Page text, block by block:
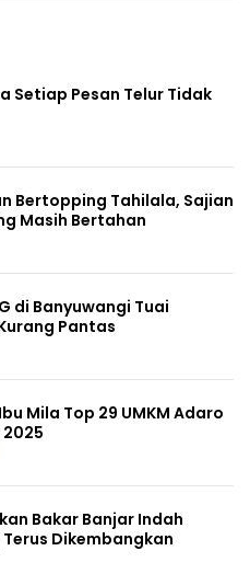
Setiap Pesan Telur Tidak
Bertopping Tahilala, Sajian
Masih Bertahan
di Banyuwangi Tuai
Pantas
Mila Top 29 UMKM Adaro
Bakar Banjar Indah
Terus Dikembangkan